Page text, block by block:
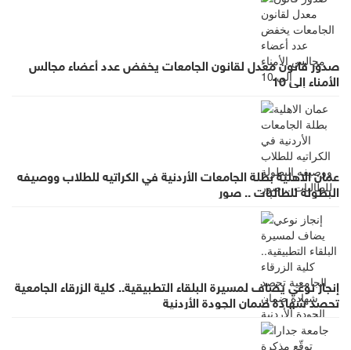
صدور قانون معدل لقانون الجامعات يخفض عدد أعضاء مجالس
الأمناء إلى 10
عمان الاهلية بطلة الجامعات الأردنية في الكراتيه للطلاب ووصيفه
البطولة للطالبات .. صور
إنجاز نوعي يضاف لمسيرة البلقاء التطبيقية.. كلية الزرقاء الجامعية
تحصد شهادة ضمان الجودة الأردنية